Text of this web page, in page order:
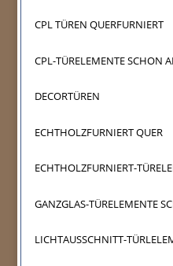
CPL TÜREN QUERFURNIERT
CPL-TÜRELEMENTE SCHON
DECORTÜREN
ECHTHOLZFURNIERT QUER
ECHTHOLZFURNIERT-
GANZGLAS-TÜRELEMENTE
LICHTAUSSCHNITT-